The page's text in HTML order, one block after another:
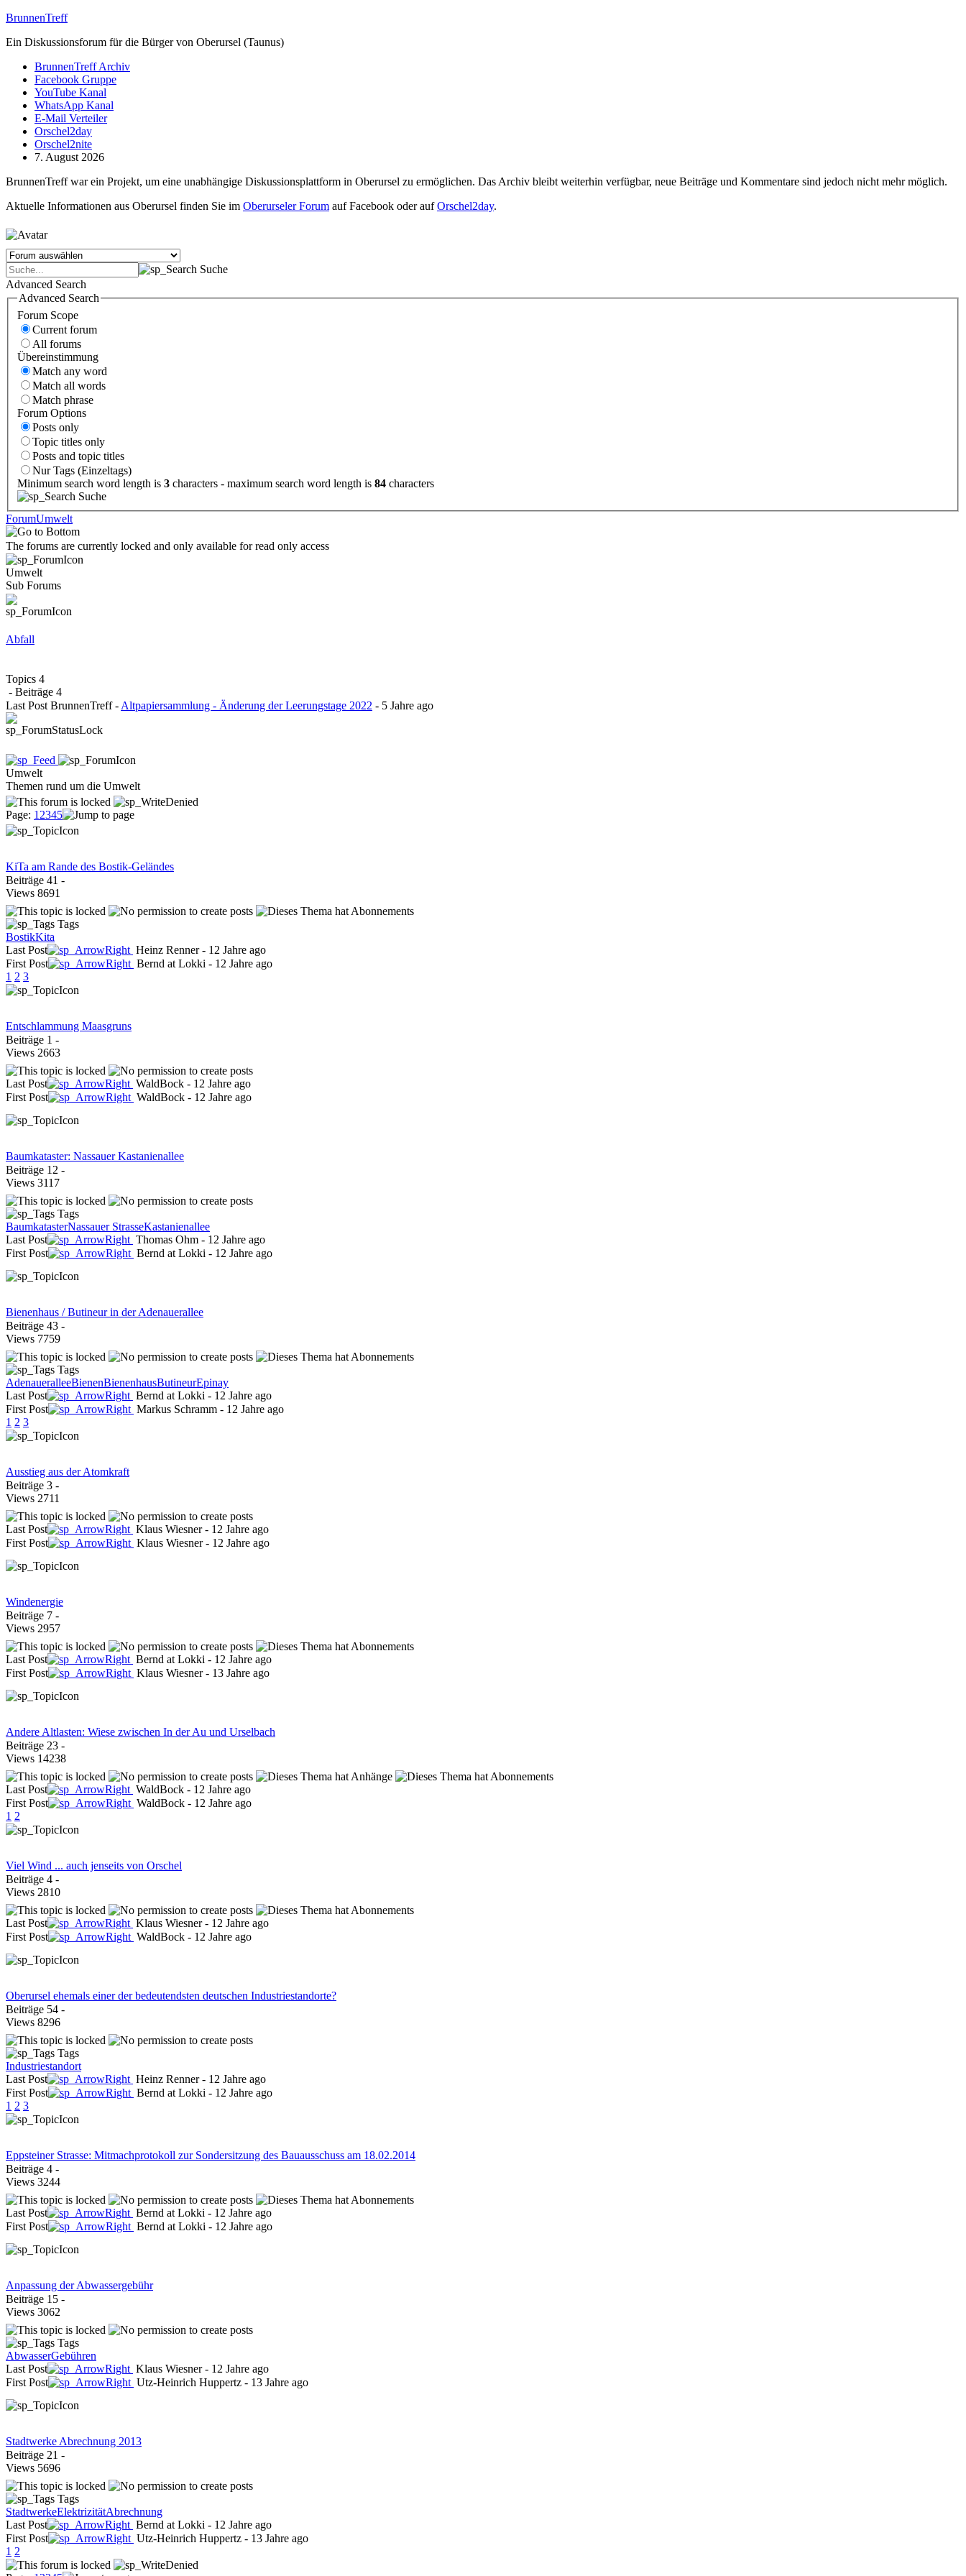
BrunnenTreff
Ein Diskussionsforum für die Bürger von Oberursel (Taunus)
BrunnenTreff Archiv
Facebook Gruppe
YouTube Kanal
WhatsApp Kanal
E-Mail Verteiler
Orschel2day
Orschel2nite
7. August 2026
BrunnenTreff war ein Projekt, um eine unabhängige Diskussionsplattform in Oberursel zu ermöglichen. Das Archiv bleibt weiterhin verfügbar, neue Beiträge und Kommentare sind jedoch nicht mehr möglich.
Aktuelle Informationen aus Oberursel finden Sie im Oberurseler Forum auf Facebook oder aufOrschel2day.
Suche
Advanced Search
Advanced Search
Forum Scope
Current forum
All forums
Übereinstimmung
Match any word
Match all words
Match phrase
Forum Options
Posts only
Topic titles only
Posts and topic titles
Nur Tags (Einzeltags)
Minimum search word length is 3 characters - maximum search word length is 84 characters
Suche
ForumUmwelt
The forums are currently locked and only available for read only access
Umwelt
Sub Forums
Abfall
Topics 4
- Beiträge 4
Last Post BrunnenTreff- Altpapiersammlung - Änderung der Leerungstage 2022 - 5 Jahre ago
Umwelt
Themen rund um die Umwelt
Page: 1 2345
KiTa am Rande des Bostik-Geländes
Beiträge 41 -
Views 8691
Tags
BostikKita
Last Post
Heinz Renner- 12 Jahre ago
First Post
Bernd at Lokki - 12 Jahre ago
1 2 3
Entschlammung Maasgruns
Beiträge 1 -
Views 2663
Last Post WaldBock - 12 Jahre ago
First Post
WaldBock - 12 Jahre ago
Baumkataster: Nassauer Kastanienallee
Beiträge 12 -
Views 3117
Tags
BaumkatasterNassauer StrasseKastanienallee
Last Post
Thomas Ohm - 12 Jahre ago
First Post
Bernd at Lokki - 12 Jahre ago
Bienenhaus / Butineur in der Adenauerallee
Beiträge 43 -
Views 7759
Tags
AdenaueralleeBienenBienenhausButineurEpinay
Last Post
Bernd at Lokki - 12 Jahre ago
First Post
Markus Schramm - 12 Jahre ago
1 2 3
Ausstieg aus der Atomkraft
Beiträge 3 -
Views 2711
Last Post Klaus Wiesner- 12 Jahre ago
First Post
Klaus Wiesner- 12 Jahre ago
Windenergie
Beiträge 7 -
Views 2957
Last Post Bernd at Lokki - 12 Jahre ago
First Post
Klaus Wiesner- 13 Jahre ago
Andere Altlasten: Wiese zwischen In der Au und Urselbach
Beiträge 23 -
Views 14238
Last Post WaldBock - 12 Jahre ago
First Post
WaldBock - 12 Jahre ago
1 2
Viel Wind ... auch jenseits von Orschel
Beiträge 4 -
Views 2810
Last Post Klaus Wiesner- 12 Jahre ago
First Post
WaldBock - 12 Jahre ago
Oberursel ehemals einer der bedeutendsten deutschen Industriestandorte?
Beiträge 54 -
Views 8296
Tags
Industriestandort
Last Post
Heinz Renner- 12 Jahre ago
First Post
Bernd at Lokki - 12 Jahre ago
1 2 3
Eppsteiner Strasse: Mitmachprotokoll zur Sondersitzung des Bauausschuss am 18.02.2014
Beiträge 4 -
Views 3244
Last Post Bernd at Lokki - 12 Jahre ago
First Post
Bernd at Lokki - 12 Jahre ago
Anpassung der Abwassergebühr
Beiträge 15 -
Views 3062
Tags
AbwasserGebühren
Last Post
Klaus Wiesner- 12 Jahre ago
First Post
Utz-Heinrich Huppertz - 13 Jahre ago
Stadtwerke Abrechnung 2013
Beiträge 21 -
Views 5696
Tags
StadtwerkeElektrizitätAbrechnung
Last Post
Bernd at Lokki - 12 Jahre ago
First Post
Utz-Heinrich Huppertz - 13 Jahre ago
1 2